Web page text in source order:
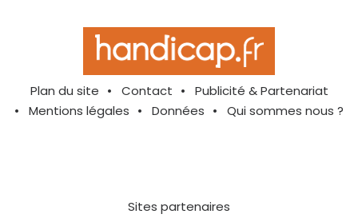
Plan du site Contact
Publicité & Partenariat
Mentions légales
Données Qui sommes nous ?
Sites partenaires